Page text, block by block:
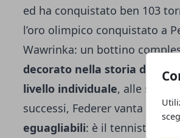
ed ha conquistato ben 103
l’oro olimpico conquistato a
Wawrinka: un bottino
decorato nella storia di
livello individuale, alle spalle
successi, Federer vanta anche
eguagliabili: è il tennista ad